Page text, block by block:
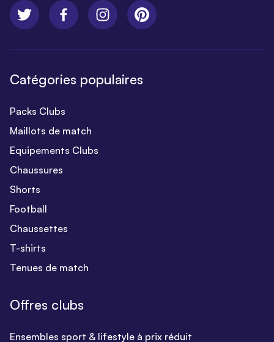
Catégories populaires
Packs Clubs
Maillots de match
Equipements Clubs
Chaussures
Shorts
Football
Chaussettes
T-shirts
Tenues de match
Offres clubs
Ensembles sport & lifestyle à prix réduit